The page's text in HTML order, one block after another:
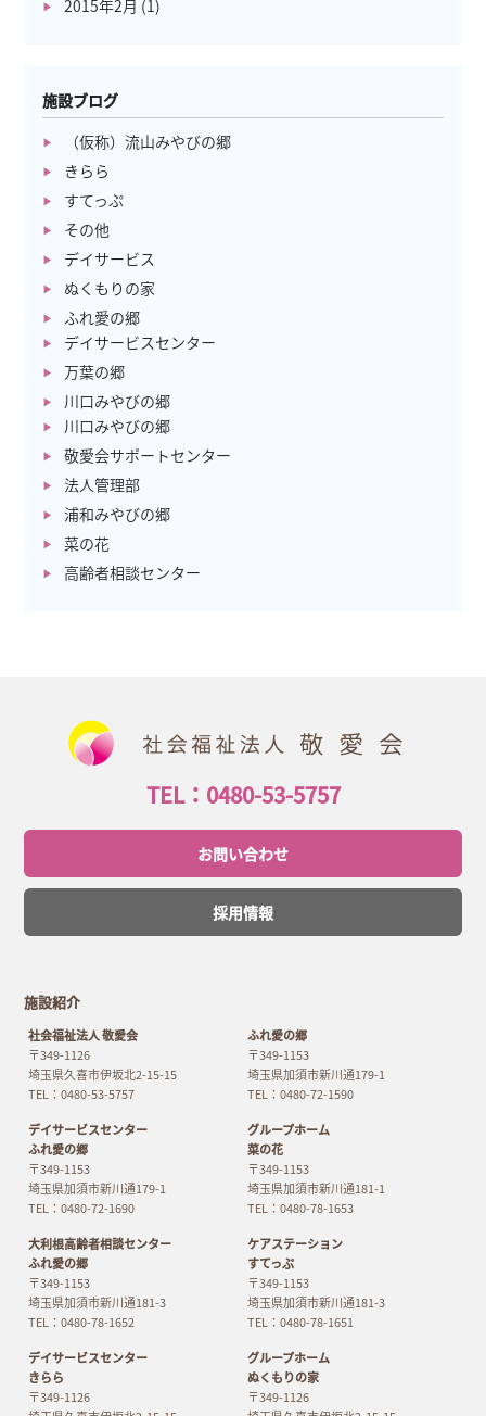
2015年2月 (1)
施設ブログ
（仮称）流山みやびの郷
きらら
すてっぷ
その他
デイサービス
ぬくもりの家
ふれ愛の郷
デイサービスセンター
万葉の郷
川口みやびの郷
川口みやびの郷
敬愛会サポートセンター
法人管理部
浦和みやびの郷
菜の花
高齢者相談センター
TEL：0480-53-5757
お問い合わせ
採用情報
施設紹介
社会福祉法人 敬愛会
〒349-1126
埼玉県久喜市伊坂北2-15-15
TEL：0480-53-5757
ふれ愛の郷
〒349-1153
埼玉県加須市新川通179-1
TEL：0480-72-1590
デイサービスセンター
ふれ愛の郷
〒349-1153
埼玉県加須市新川通179-1
TEL：0480-72-1690
グループホーム
菜の花
〒349-1153
埼玉県加須市新川通181-1
TEL：0480-78-1653
大利根高齢者相談センター
ふれ愛の郷
〒349-1153
埼玉県加須市新川通181-3
TEL：0480-78-1652
ケアステーション
すてっぷ
〒349-1153
埼玉県加須市新川通181-3
TEL：0480-78-1651
デイサービスセンター
きらら
〒349-1126
グループホーム
ぬくもりの家
〒349-1126